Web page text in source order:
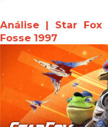
Análise | Star Fox
Fosse 1997